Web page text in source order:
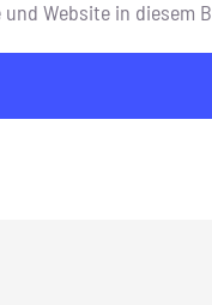
und Website in